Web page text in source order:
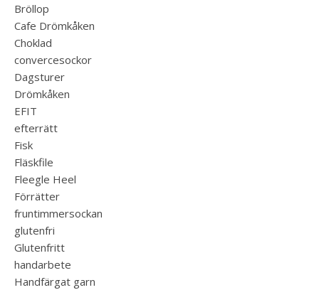
Bröllop
Cafe Drömkåken
Choklad
convercesockor
Dagsturer
Drömkåken
EFIT
efterrätt
Fisk
Fläskfile
Fleegle Heel
Förrätter
fruntimmersockan
glutenfri
Glutenfritt
handarbete
Handfärgat garn